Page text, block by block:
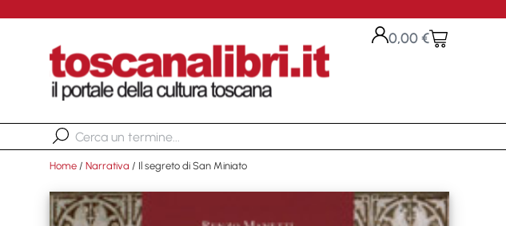
0,00€
Home / Narrativa / Il segreto di San Miniato